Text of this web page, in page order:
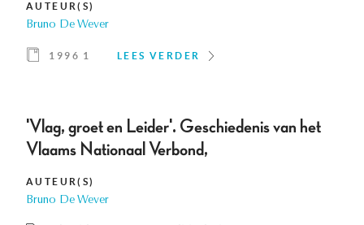
AUTEUR(S)
Bruno De Wever
1996 1 LEES VERDER
'Vlag, groet en Leider'. Geschiedenis van het
Vlaams Nationaal Verbond,
AUTEUR(S)
Bruno De Wever